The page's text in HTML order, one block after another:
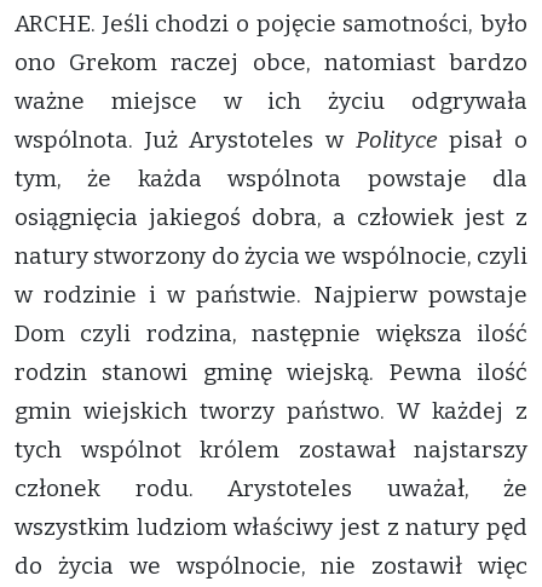
ARCHE. Jeśli chodzi o pojęcie samotności, było
ono Grekom raczej obce, natomiast bardzo
ważne miejsce w ich życiu odgrywała
wspólnota. Już Arystoteles w Politycepisał o
tym, że każda wspólnota powstaje dla
osiągnięcia jakiegoś dobra, a człowiek jest z
natury stworzony do życia we wspólnocie, czyli
w rodzinie i w państwie. Najpierw powstaje
Dom czyli rodzina, następnie większa ilość
rodzin stanowi gminę wiejską. Pewna ilość
gmin wiejskich tworzy państwo. W każdej z
tych wspólnot królem zostawał najstarszy
członek rodu. Arystoteles uważał, że
wszystkim ludziom właściwy jest z natury pęd
do życia we wspólnocie, nie zostawił więc